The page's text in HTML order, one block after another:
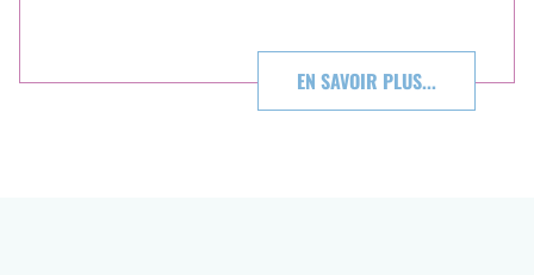
EN SAVOIR PLUS...